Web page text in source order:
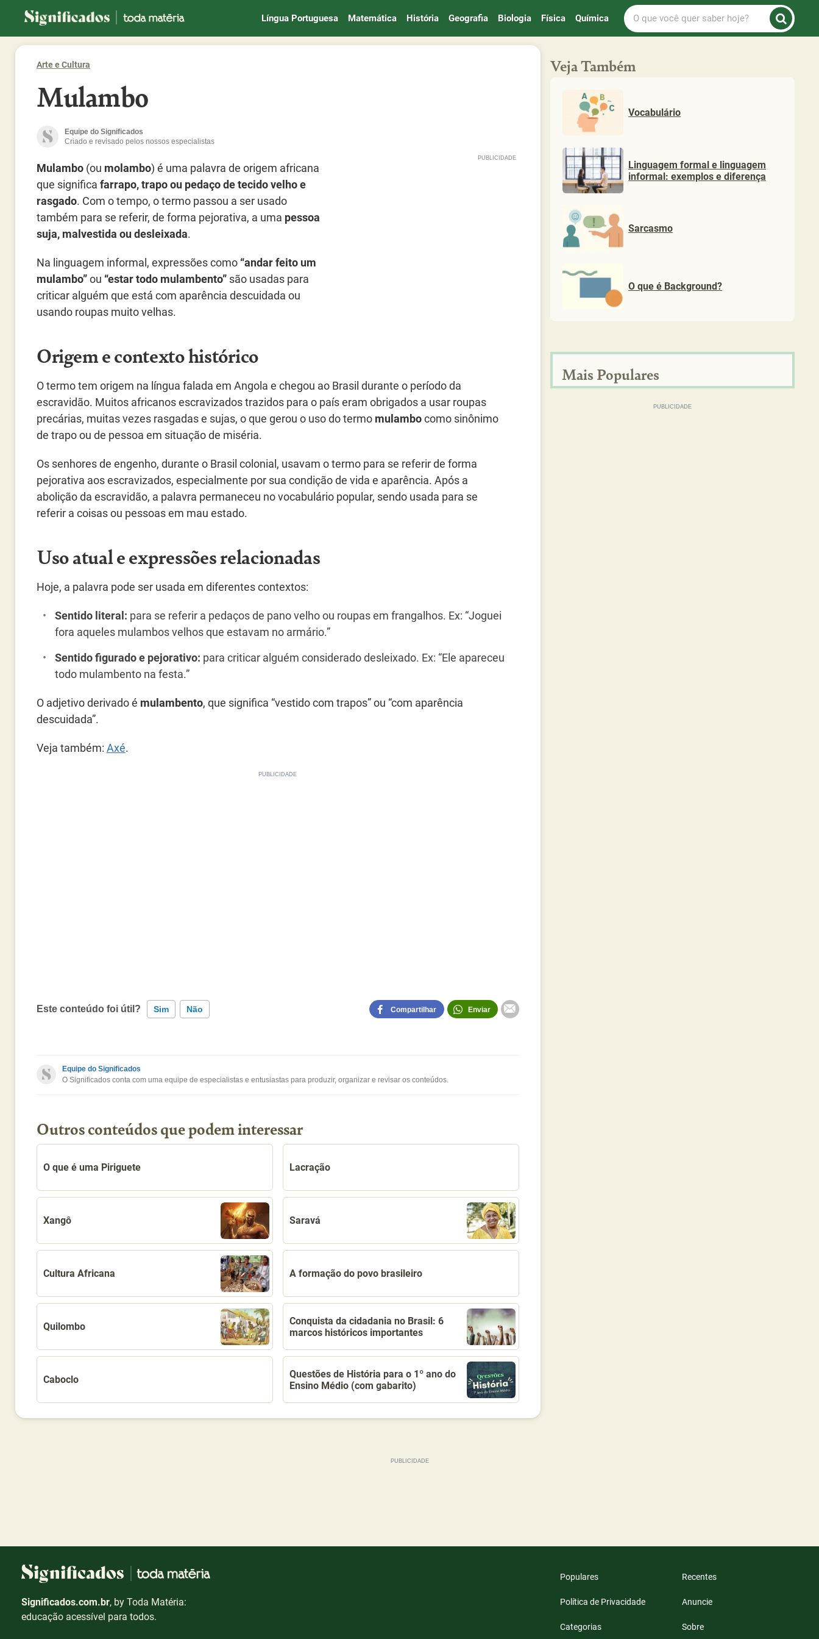
Significados
Língua Portuguesa Matemática História Geografia Biologia Física Química
O
que
você
saber
Arte e Cultura
Mulambo
Equipe do Significados
Criado e revisado pelos nossos especialistas
Mulambo (ou molambo) é uma palavra de origem africana
que significa farrapo, trapo ou pedaço de tecido velho e
rasgado. Com o tempo, o termo passou a ser usado
também para se referir, de forma pejorativa, a uma pessoa
suja, malvestida ou desleixada.
Na linguagem informal, expressões como “andar feito um
mulambo”ou “estar todo mulambento” são usadas para
criticar alguém que está com aparência descuidada ou
usando roupas muito velhas.
Origem e contexto histórico
O termo tem origem na língua falada em Angola e chegou ao Brasil durante o período da
escravidão. Muitos africanos escravizados trazidos para o país eram obrigados a usar roupas
precárias, muitas vezes rasgadas e sujas, o que gerou o uso do termo mulambocomo sinônimo
de trapo ou de pessoa em situação de miséria.
Os senhores de engenho, durante o Brasil colonial, usavam o termo para se referir de forma
pejorativa aos escravizados, especialmente por sua condição de vida e aparência. Após a
abolição da escravidão, a palavra permaneceu no vocabulário popular, sendo usada para se
referir a coisas ou pessoas em mau estado.
Uso atual e expressões relacionadas
Hoje, a palavra pode ser usada em diferentes contextos:
Sentido literal: para se referir a pedaços de pano velho ou roupas em frangalhos. Ex: “Joguei
fora aqueles mulambos velhos que estavam no armário.”
Sentido figurado e pejorativo: para criticar alguém considerado desleixado. Ex: “Ele apareceu
todo mulambento na festa.”
O adjetivo derivado é mulambento, que significa “vestido com trapos” ou “com aparência
descuidada”.
Veja também: Axé.
Este conteúdo foi útil? Sim Não
Este conteúdo não tem a informação que procuro
Compartilhar Enviar
Equipe do Significados
O Significados conta com uma equipe de especialistas e entusiastas para produzir, organizar e revisar os conteúdos.
Outros conteúdos que podem interessar
O que é uma Piriguete Lacração
Xangô Saravá
Cultura Africana A formação do povo brasileiro
Quilombo
Conquista da cidadania no Brasil: 6
marcos históricos importantes
Caboclo
Questões de História para o 1º ano do
Ensino Médio (com gabarito)
Veja Também
Vocabulário
Linguagem formal e linguagem
informal: exemplos e diferença
Sarcasmo
O que é Background?
Mais Populares
Significados.com.br, by Toda Matéria:
educação acessível para todos.
Populares Recentes
Política de Privacidade Anuncie
Categorias Sobre